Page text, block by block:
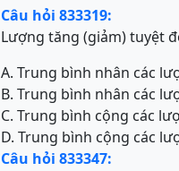
Câu hỏi 833319:
Lượng tăng (giảm) tuyệt
A. Trung bình nhân các
B. Trung bình nhân các
C. Trung bình cộng các
D. Trung bình cộng các
Câu hỏi 833347: